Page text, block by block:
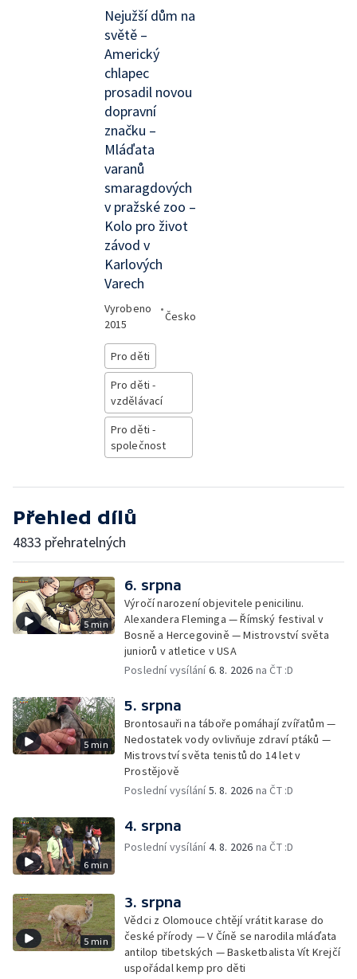
Nejužší dům na
světě –
Americký
chlapec
prosadil novou
dopravní
značku –
Mláďata
varanů
smaragdových
v pražské zoo –
Kolo pro život
závod v
Karlových
Varech
Vyrobeno
2015
•
Česko
Pro děti
Pro děti -
vzdělávací
Pro děti -
společnost
Přehled dílů
4833 přehratelných
5 min
6. srpna
Výročí narození objevitele penicilinu.
Alexandera Fleminga — Římský festival v
Bosně a Hercegovině — Mistrovství světa
juniorů v atletice v USA
Poslední vysílání6. 8. 2026 na ČT :D
5 min
5. srpna
Brontosauři na táboře pomáhají zvířatům —
Nedostatek vody ovlivňuje zdraví ptáků —
Mistrovství světa tenistů do 14 let v
Prostějově
Poslední vysílání5. 8. 2026 na ČT :D
6 min
4. srpna
Poslední vysílání4. 8. 2026 na ČT :D
5 min
3. srpna
Vědci z Olomouce chtějí vrátit karase do
české přírody — V Číně se narodila mláďata
antilop tibetských — Basketbalista Vít Krejčí
uspořádal kemp pro děti